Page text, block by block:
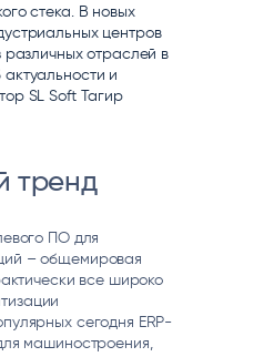
Polymatica
ИНСТРУМЕНТЫ АНАЛИТИКИ
стека. В новых
центров
отраслей в
и
SL Soft Тагир
тренд
ПО для
– общемировая
все широко
сегодня ERP-
машиностроения,